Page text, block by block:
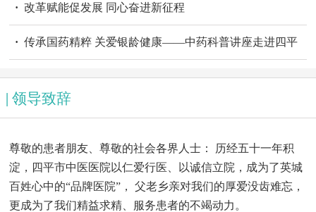
· 改革赋能促发展 同心奋进新征程
· 传承国药精粹 关爱银龄健康——中药科普讲座走进四平
老年开放大学
| 领导致辞
尊敬的患者朋友、尊敬的社会各界人士： 历经五十一年积
淀，四平市中医医院以仁爱行医、以诚信立院，成为了英城
百姓心中的“品牌医院”， 父老乡亲对我们的厚爱没齿难忘，
更成为了我们精益求精、服务患者的不竭动力。
王国荣｜中医主任医师